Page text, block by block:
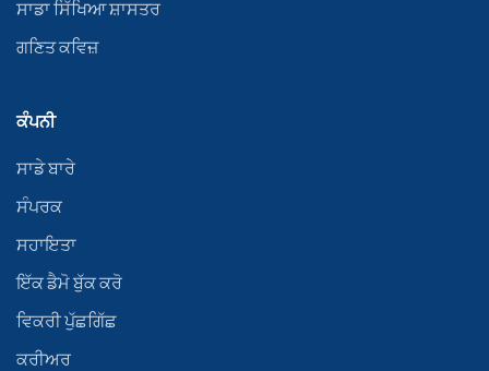
ਸਾਡਾ ਸਿੱਖਿਆ ਸ਼ਾਸਤਰ
ਗਣਿਤ ਕਵਿਜ਼
ਕੰਪਨੀ
ਸਾਡੇ ਬਾਰੇ
ਸੰਪਰਕ
ਸਹਾਇਤਾ
ਇੱਕ ਡੈਮੋ ਬੁੱਕ ਕਰੋ
ਵਿਕਰੀ ਪੁੱਛਗਿੱਛ
ਕਰੀਅਰ